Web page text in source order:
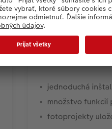
jednoduchá
množstvo funkcií
fotoprojekty